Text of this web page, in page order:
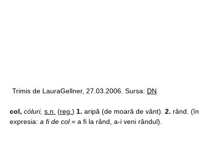
Trimis de LauraGellner, 27.03.2006. Sursa: DN
col, cóluri, s.n. (reg. ) 1. aripă (de moară de vânt). 2. rând. (în
expresia: a fi de col= a fi la rând, a-i veni rândul).